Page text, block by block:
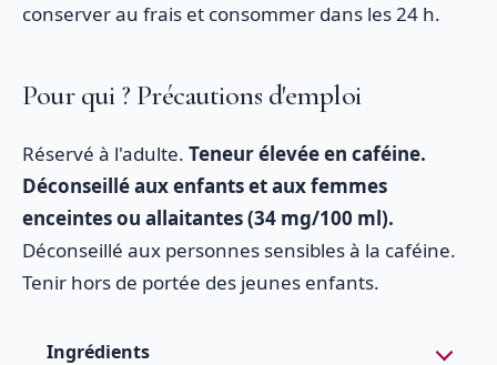
conserver au frais et consommer dans les 24 h.
Pour qui ? Précautions d'emploi
Réservé à l'adulte. Teneur élevée en caféine.
Déconseillé aux enfants et aux femmes
enceintes ou allaitantes (34 mg/100 ml).
Déconseillé aux personnes sensibles à la caféine.
Tenir hors de portée des jeunes enfants.
Ingrédients